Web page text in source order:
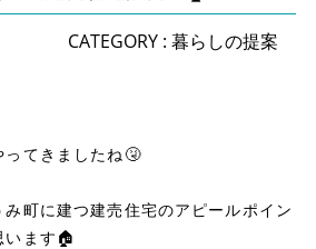
CATEGORY :暮らしの提案
てきましたね🤧
町に建つ建売住宅のアピールポイン
います🏠